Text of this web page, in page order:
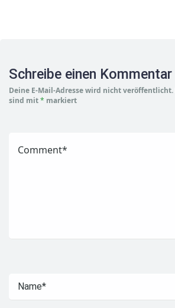
Schreibe einen Kommentar
Deine E-Mail-Adresse wird nicht veröffentlicht.
sind mit* markiert